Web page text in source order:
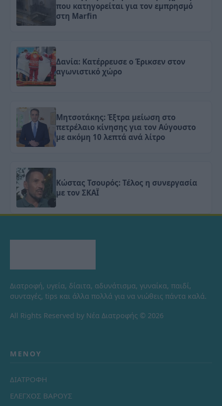
που κατηγορείται για τον εμπρησμό
στη Marfin
Δανία: Κατέρρευσε ο Έρικσεν στον
αγωνιστικό χώρο
Μητσοτάκης: Έξτρα μείωση στο
πετρέλαιο κίνησης για τον Αύγουστο
με ακόμη 10 λεπτά ανά λίτρο
Κώστας Τσουρός: Τέλος η συνεργασία
με τον ΣΚΑΪ
Διατροφή, υγεία, δίαιτα, αδυνάτισμα, γυναίκα, παιδί,
συνταγές, tips και άλλα πολλά για να νιώθεις πάντα καλά.
All Rights Reserved by Νέα Διατροφής © 2026
ΜΕΝΟΎ
ΔΙΑΤΡΟΦΗ
ΕΛΕΓΧΟΣ ΒΑΡΟΥΣ